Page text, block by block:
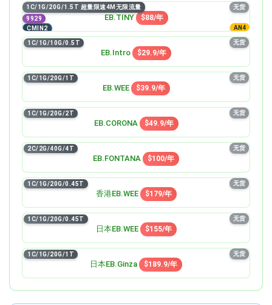
EB.TINY $88/年
AN4
1C/1G/20G/1.5T 超量限速4M无限流量
9929
CMIN2
无货
EB.Intro $29.9/年
1C/1G/10G/0.5T 无货
EB.WEE $39.9/年
1C/1G/20G/1T 无货
EB.CORONA $49.9/年
1C/1G/20G/2T 无货
EB.FONTANA $100/年
2C/2G/40G/4T 无货
香港EB.WEE $179/年
1C/1G/20G/0.45T 无货
日本EB.WEE $155/年
1C/1G/20G/0.45T 无货
日本EB.Ginza $189.9/年
1C/1G/20G/1T 无货